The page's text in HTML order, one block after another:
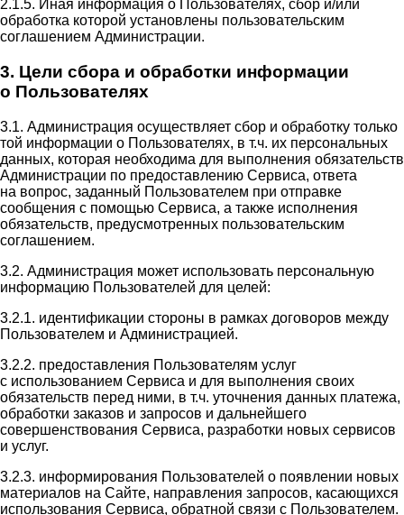
2.1.5. Иная информация о Пользователях, сбор и/или
обработка которой установлены пользовательским
соглашением Администрации.
3. Цели сбора и обработки информации
о Пользователях
3.1. Администрация осуществляет сбор и обработку только
той информации о Пользователях, в т.ч. их персональных
данных, которая необходима для выполнения обязательств
Администрации по предоставлению Сервиса, ответа
на вопрос, заданный Пользователем при отправке
сообщения с помощью Сервиса, а также исполнения
обязательств, предусмотренных пользовательским
соглашением.
3.2. Администрация может использовать персональную
информацию Пользователей для целей:
3.2.1. идентификации стороны в рамках договоров между
Пользователем и Администрацией.
3.2.2. предоставления Пользователям услуг
с использованием Сервиса и для выполнения своих
обязательств перед ними, в т.ч. уточнения данных платежа,
обработки заказов и запросов и дальнейшего
совершенствования Сервиса, разработки новых сервисов
и услуг.
3.2.3. информирования Пользователей о появлении новых
материалов на Сайте, направления запросов, касающихся
использования Сервиса, обратной связи с Пользователем.